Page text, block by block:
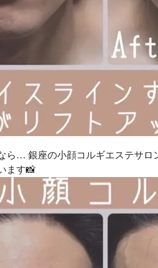
ら… 銀座の小顔コルギエステサロ
ます📸